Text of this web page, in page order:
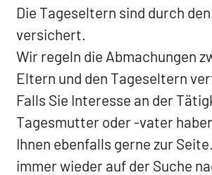
Die Tageseltern sind durch
versichert.
Wir regeln die Abmachungen
Eltern und den Tageseltern
Falls Sie Interesse an der
Tagesmutter oder -vater
Ihnen ebenfalls gerne zur
immer wieder auf der Suche